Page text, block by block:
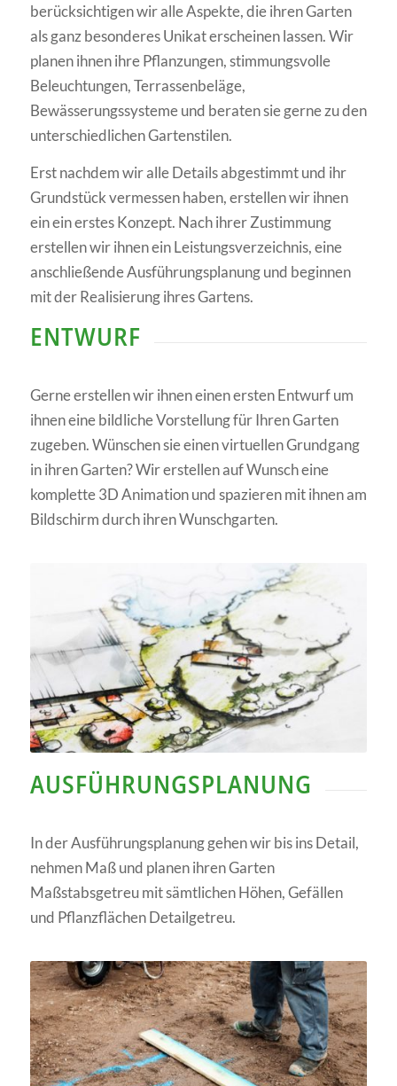
berücksichtigen wir alle Aspekte, die ihren Garten
als ganz besonderes Unikat erscheinen lassen. Wir
planen ihnen ihre Pflanzungen, stimmungsvolle
Beleuchtungen, Terrassenbeläge,
Bewässerungssysteme und beraten sie gerne zu den
unterschiedlichen Gartenstilen.
Erst nachdem wir alle Details abgestimmt und ihr
Grundstück vermessen haben, erstellen wir ihnen
ein ein erstes Konzept. Nach ihrer Zustimmung
erstellen wir ihnen ein Leistungsverzeichnis, eine
anschließende Ausführungsplanung und beginnen
mit der Realisierung ihres Gartens.
ENTWURF
Gerne erstellen wir ihnen einen ersten Entwurf um
ihnen eine bildliche Vorstellung für Ihren Garten
zugeben. Wünschen sie einen virtuellen Grundgang
in ihren Garten? Wir erstellen auf Wunsch eine
komplette 3D Animation und spazieren mit ihnen am
Bildschirm durch ihren Wunschgarten.
AUSFÜHRUNGSPLANUNG
In der Ausführungsplanung gehen wir bis ins Detail,
nehmen Maß und planen ihren Garten
Maßstabsgetreu mit sämtlichen Höhen, Gefällen
und Pflanzflächen Detailgetreu.